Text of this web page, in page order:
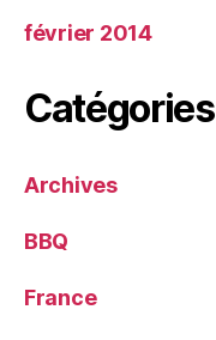
février 2014
Catégories
Archives
BBQ
France